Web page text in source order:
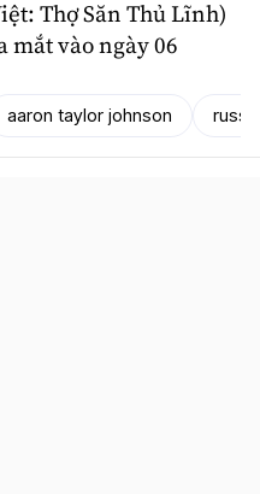
Thợ Săn Thủ Lĩnh)
mắt vào ngày 06
aaron taylor johnson